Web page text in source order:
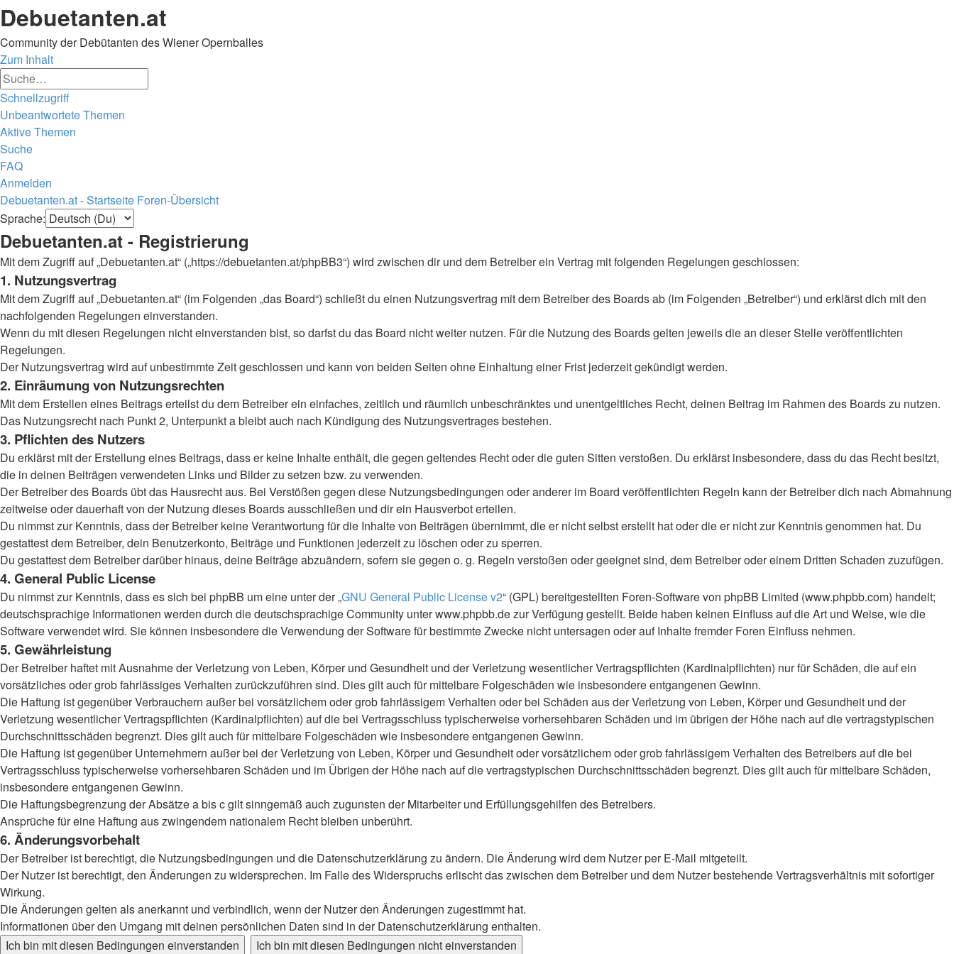
Debuetanten.at
Community der Debütanten des Wiener Opernballes
Zum Inhalt
Schnellzugriff
Unbeantwortete Themen
Aktive Themen
Suche
FAQ
Anmelden
Debuetanten.at - Startseite Foren-Übersicht
Suche
Sprache:
Debuetanten.at - Registrierung
Mit dem Zugriff auf „Debuetanten.at“ („https://debuetanten.at/phpBB3“) wird zwischen dir und dem Betreiber ein Vertrag mit folgenden Regelungen geschlossen:
1. Nutzungsvertrag
Mit dem Zugriff auf „Debuetanten.at“ (im Folgenden „das Board“) schließt du einen Nutzungsvertrag mit dem Betreiber des Boards ab (im Folgenden „Betreiber“) und erklärst dich mit den
nachfolgenden Regelungen einverstanden.
Wenn du mit diesen Regelungen nicht einverstanden bist, so darfst du das Board nicht weiter nutzen. Für die Nutzung des Boards gelten jeweils die an dieser Stelle veröffentlichten
Regelungen.
Der Nutzungsvertrag wird auf unbestimmte Zeit geschlossen und kann von beiden Seiten ohne Einhaltung einer Frist jederzeit gekündigt werden.
2. Einräumung von Nutzungsrechten
Mit dem Erstellen eines Beitrags erteilst du dem Betreiber ein einfaches, zeitlich und räumlich unbeschränktes und unentgeltliches Recht, deinen Beitrag im Rahmen des Boards zu nutzen.
Das Nutzungsrecht nach Punkt 2, Unterpunkt a bleibt auch nach Kündigung des Nutzungsvertrages bestehen.
3. Pflichten des Nutzers
Du erklärst mit der Erstellung eines Beitrags, dass er keine Inhalte enthält, die gegen geltendes Recht oder die guten Sitten verstoßen. Du erklärst insbesondere, dass du das Recht besitzt,
die in deinen Beiträgen verwendeten Links und Bilder zu setzen bzw. zu verwenden.
Der Betreiber des Boards übt das Hausrecht aus. Bei Verstößen gegen diese Nutzungsbedingungen oder anderer im Board veröffentlichten Regeln kann der Betreiber dich nach Abmahnung
zeitweise oder dauerhaft von der Nutzung dieses Boards ausschließen und dir ein Hausverbot erteilen.
Du nimmst zur Kenntnis, dass der Betreiber keine Verantwortung für die Inhalte von Beiträgen übernimmt, die er nicht selbst erstellt hat oder die er nicht zur Kenntnis genommen hat. Du
gestattest dem Betreiber, dein Benutzerkonto, Beiträge und Funktionen jederzeit zu löschen oder zu sperren.
Du gestattest dem Betreiber darüber hinaus, deine Beiträge abzuändern, sofern sie gegen o. g. Regeln verstoßen oder geeignet sind, dem Betreiber oder einem Dritten Schaden zuzufügen.
4. General Public License
Du nimmst zur Kenntnis, dass es sich bei phpBB um eine unter der „GNU General Public License v2“ (GPL) bereitgestellten Foren-Software von phpBB Limited (www.phpbb.com) handelt;
deutschsprachige Informationen werden durch die deutschsprachige Community unter www.phpbb.de zur Verfügung gestellt. Beide haben keinen Einfluss auf die Art und Weise, wie die
Software verwendet wird. Sie können insbesondere die Verwendung der Software für bestimmte Zwecke nicht untersagen oder auf Inhalte fremder Foren Einfluss nehmen.
5. Gewährleistung
Der Betreiber haftet mit Ausnahme der Verletzung von Leben, Körper und Gesundheit und der Verletzung wesentlicher Vertragspflichten (Kardinalpflichten) nur für Schäden, die auf ein
vorsätzliches oder grob fahrlässiges Verhalten zurückzuführen sind. Dies gilt auch für mittelbare Folgeschäden wie insbesondere entgangenen Gewinn.
Die Haftung ist gegenüber Verbrauchern außer bei vorsätzlichem oder grob fahrlässigem Verhalten oder bei Schäden aus der Verletzung von Leben, Körper und Gesundheit und der
Verletzung wesentlicher Vertragspflichten (Kardinalpflichten) auf die bei Vertragsschluss typischerweise vorhersehbaren Schäden und im übrigen der Höhe nach auf die vertragstypischen
Durchschnittsschäden begrenzt. Dies gilt auch für mittelbare Folgeschäden wie insbesondere entgangenen Gewinn.
Die Haftung ist gegenüber Unternehmern außer bei der Verletzung von Leben, Körper und Gesundheit oder vorsätzlichem oder grob fahrlässigem Verhalten des Betreibers auf die bei
Vertragsschluss typischerweise vorhersehbaren Schäden und im Übrigen der Höhe nach auf die vertragstypischen Durchschnittsschäden begrenzt. Dies gilt auch für mittelbare Schäden,
insbesondere entgangenen Gewinn.
Die Haftungsbegrenzung der Absätze a bis c gilt sinngemäß auch zugunsten der Mitarbeiter und Erfüllungsgehilfen des Betreibers.
Ansprüche für eine Haftung aus zwingendem nationalem Recht bleiben unberührt.
6. Änderungsvorbehalt
Der Betreiber ist berechtigt, die Nutzungsbedingungen und die Datenschutzerklärung zu ändern. Die Änderung wird dem Nutzer per E-Mail mitgeteilt.
Der Nutzer ist berechtigt, den Änderungen zu widersprechen. Im Falle des Widerspruchs erlischt das zwischen dem Betreiber und dem Nutzer bestehende Vertragsverhältnis mit sofortiger
Wirkung.
Die Änderungen gelten als anerkannt und verbindlich, wenn der Nutzer den Änderungen zugestimmt hat.
Informationen über den Umgang mit deinen persönlichen Daten sind in der Datenschutzerklärung enthalten.